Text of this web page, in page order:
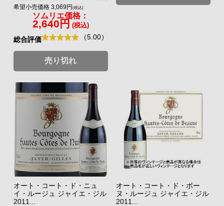
希望小売価格 3,069円 (税込)
ソムリエ価格：
2,640円 (税込)
総合評価 （5.00）
売り切れ
オート・コート・ド・ニュ
イ・ルージュ ジャイエ・ジル
2011...
オート・コート・ド・ボー
ヌ・ルージュ ジャイエ・ジル
2011...